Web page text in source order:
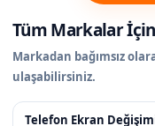
Tüm Markalar
Markadan bağımsız
ulaşabilirsiniz.
Telefon Ekran